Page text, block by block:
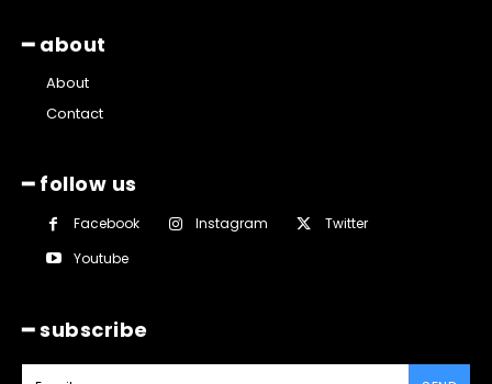
━ about
About
Contact
━ follow us
Facebook Instagram
Twitter
Youtube
━ subscribe